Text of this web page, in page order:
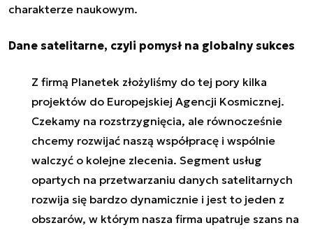
charakterze naukowym.
Dane satelitarne, czyli pomysł na globalny sukces
Z firmą Planetek złożyliśmy do tej pory kilka
projektów do Europejskiej Agencji Kosmicznej.
Czekamy na rozstrzygnięcia, ale równocześnie
chcemy rozwijać naszą współpracę i wspólnie
walczyć o kolejne zlecenia. Segment usług
opartych na przetwarzaniu danych satelitarnych
rozwija się bardzo dynamicznie i jest to jeden z
obszarów, w którym nasza firma upatruje szans na